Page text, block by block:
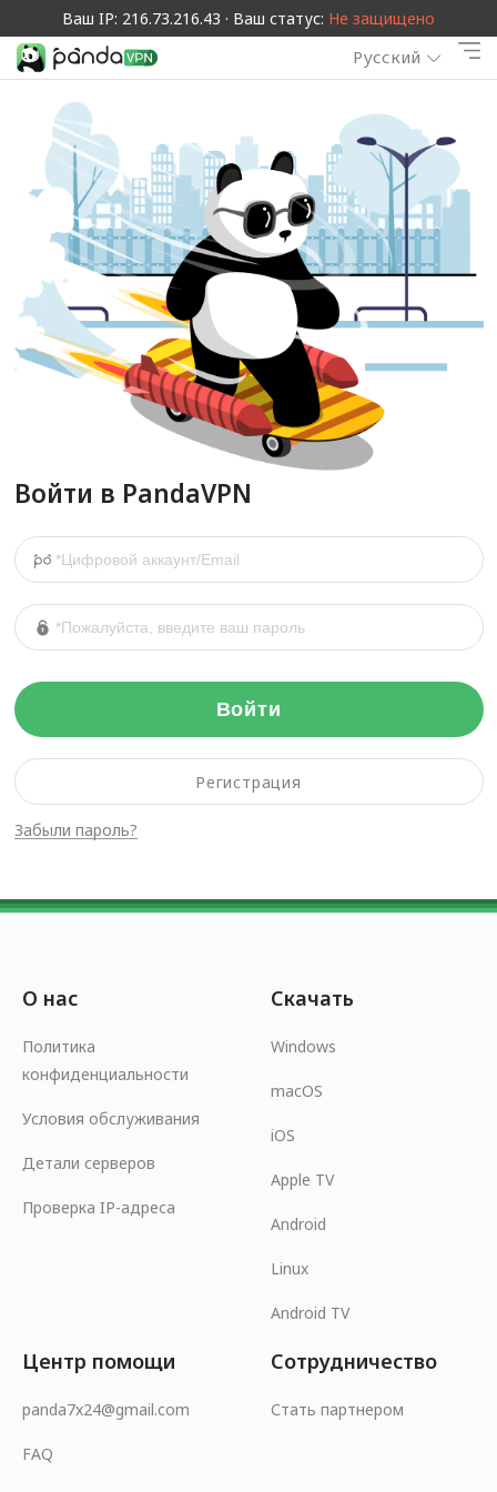
Ваш IP: 216.73.216.43 · Ваш статус: Не защищено
Русский
Войти в PandaVPN
Войти
Забыли пароль?
Регистрация
О нас
Политика
конфиденциальности
Условия обслуживания
Детали серверов
Проверка IP-адреса
Скачать
Windows
macOS
iOS
Apple TV
Android
Linux
Android TV
Центр помощи
panda7x24@gmail.com
FAQ
Сотрудничество
Стать партнером